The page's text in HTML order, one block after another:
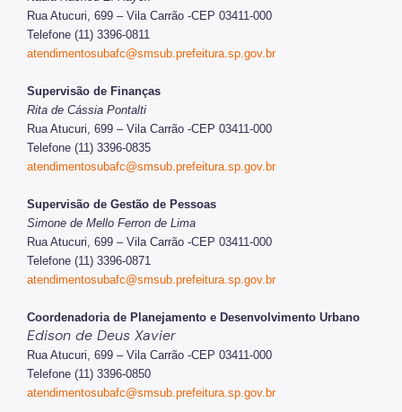
Rua Atucuri, 699 – Vila Carrão -CEP 03411-000
Telefone (11) 3396-0811
atendimentosubafc@smsub.prefeitura.sp.gov.br
Supervisão de Finanças
Rita de Cássia Pontalti
Rua Atucuri, 699 – Vila Carrão -CEP 03411-000
Telefone (11) 3396-0835
atendimentosubafc@smsub.prefeitura.sp.gov.br
Supervisão de Gestão de Pessoas
Simone de Mello Ferron de Lima
Rua Atucuri, 699 – Vila Carrão -CEP 03411-000
Telefone (11) 3396-0871
atendimentosubafc@smsub.prefeitura.sp.gov.br
Coordenadoria de Planejamento e Desenvolvimento Urbano
Edison de Deus Xavier
Rua Atucuri, 699 – Vila Carrão -CEP 03411-000
Telefone (11) 3396-0850
atendimentosubafc@smsub.prefeitura.sp.gov.br